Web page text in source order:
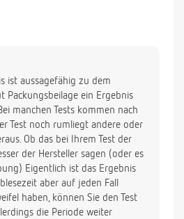
ist aussagefähig zu dem
Packungsbeilage ein Ergebnis
manchen Tests kommen nach
Test noch rumliegt andere oder
Ob das bei Ihrem Test der
der Hersteller sagen (oder es
Eigentlich ist das Ergebnis
aber auf jeden Fall
haben, können Sie den Test
die Periode weiter